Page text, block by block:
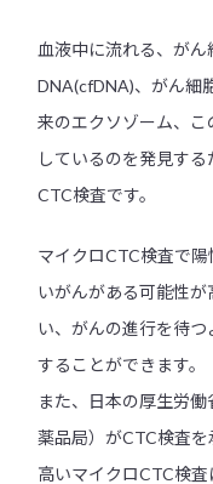
血液中に流れる、が
DNA(cfDNA)、がん細
来のエクソゾーム、
しているのを発見す
CTC検査です。
マイクロCTC検査で
いがんがある可能性
い、がんの進行を待
することができます。
また、日本の厚生労
薬品局）がCTC検査
高いマイクロCTC検